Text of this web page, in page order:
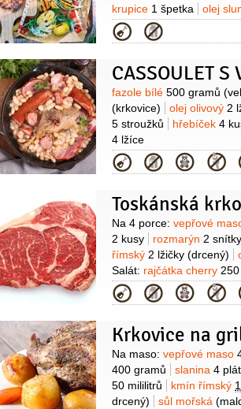
krupice 1 špetka olej
(menší)
paprika červená
hladkolistá1 hrst olej
(čerstvé)
koriandr1 hrst
hladkolistá1 hrst (větší)
1 lžička
(větší) med 1
80 mililitrů
Kategorie
Suroviny
fazole bílé 500 gramů
(krkovice)
olej olivový 2
5 stroužků
hřebíček 4
4 lžíce
Kategorie
Toskánská
Suroviny
Na 4 porce: vepřové
2 kusy
rozmarýn 2 snítky
římský 2 lžičky (drcený)
Salát: rajčátka cherry
100 mililitrů
ocet vinný
dijonská2 lžíce cukr
Kategorie
Krkovice na
Suroviny
Na maso: vepřové maso
400 gramů
slanina 4
50 mililitrů
kmín římský
drcený)
sůl mořská